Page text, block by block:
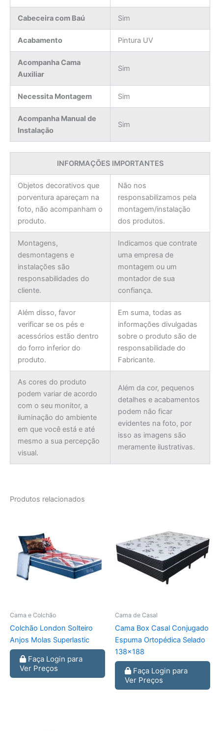
Cabeceira com Baú Sim
Acabamento Pintura UV
Acompanha Cama
Auxiliar
Sim
Necessita Montagem Sim
Acompanha Manual de
Instalação
Sim
INFORMAÇÕES IMPORTANTES
Objetos decorativos que
porventura apareçam na
foto, não acompanham o
produto.
Não nos
responsabilizamos pela
montagem/instalação
dos produtos.
Montagens,
desmontagens e
instalações são
responsabilidades do
cliente.
Indicamos que contrate
uma empresa de
montagem ou um
montador de sua
confiança.
Além disso, favor
verificar se os pés e
acessórios estão dentro
do forro inferior do
produto.
Em suma, todas as
informações divulgadas
sobre o produto são de
responsabilidade do
Fabricante.
As cores do produto
podem variar de acordo
com o seu monitor, a
iluminação do ambiente
em que você está e até
mesmo a sua percepção
visual.
Além da cor, pequenos
detalhes e acabamentos
podem não ficar
evidentes na foto, por
isso as imagens são
meramente ilustrativas.
Produtos relacionados
Cama e Colchão
Colchão London Solteiro
Anjos Molas Superlastic
Faça Login para
Ver Preços
Cama de Casal
Cama Box Casal Conjugado
Espuma Ortopédica Selado
138×188
Faça Login para
Ver Preços